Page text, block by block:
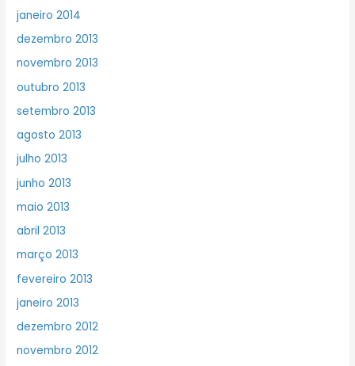
janeiro 2014
dezembro 2013
novembro 2013
outubro 2013
setembro 2013
agosto 2013
julho 2013
junho 2013
maio 2013
abril 2013
março 2013
fevereiro 2013
janeiro 2013
dezembro 2012
novembro 2012